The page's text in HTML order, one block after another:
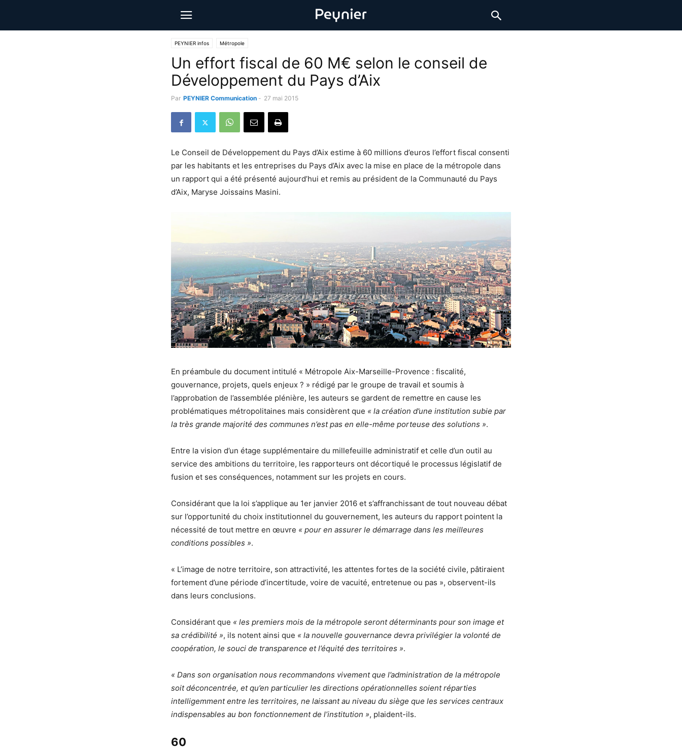
PEYNIER infos Métropole
Un effort fiscal de 60 M€ selon le conseil de
Développement du Pays d’Aix
Par PEYNIER Communication - 27 mai 2015
Le Conseil de Développement du Pays d’Aix estime à 60 millions d’euros l’effort fiscal consenti
par les habitants et les entreprises du Pays d’Aix avec la mise en place de la métropole dans
un rapport qui a été présenté aujourd’hui et remis au président de la Communauté du Pays
d’Aix, Maryse Joissains Masini.
En préambule du document intitulé « Métropole Aix-Marseille-Provence : fiscalité,
gouvernance, projets, quels enjeux ? » rédigé par le groupe de travail et soumis à
l’approbation de l’assemblée plénière, les auteurs se gardent de remettre en cause les
problématiques métropolitaines mais considèrent que « la création d’une institution subie par
la très grande majorité des communes n’est pas en elle-même porteuse des solutions ».
Entre la vision d’un étage supplémentaire du millefeuille administratif et celle d’un outil au
service des ambitions du territoire, les rapporteurs ont décortiqué le processus législatif de
fusion et ses conséquences, notamment sur les projets en cours.
Considérant que la loi s’applique au 1er janvier 2016 et s’affranchissant de tout nouveau débat
sur l’opportunité du choix institutionnel du gouvernement, les auteurs du rapport pointent la
nécessité de tout mettre en œuvre « pour en assurer le démarrage dans les meilleures
conditions possibles ».
« L’image de notre territoire, son attractivité, les attentes fortes de la société civile, pâtiraient
fortement d’une période d’incertitude, voire de vacuité, entretenue ou pas », observent-ils
dans leurs conclusions.
Considérant que « les premiers mois de la métropole seront déterminants pour son image et
sa crédibilité », ils notent ainsi que « la nouvelle gouvernance devra privilégier la volonté de
coopération, le souci de transparence et l’équité des territoires ».
« Dans son organisation nous recommandons vivement que l’administration de la métropole
soit déconcentrée, et qu’en particulier les directions opérationnelles soient réparties
intelligemment entre les territoires, ne laissant au niveau du siège que les services centraux
indispensables au bon fonctionnement de l’institution », plaident-ils.
60